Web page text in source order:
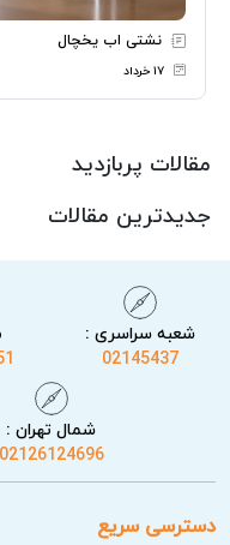
نشتی اب یخچال
۱۷ خرداد
مقالات پربازدید
جدیدترین مقالات
شعبه سراسری :
02145437
شمال تهران :
02126124696
دسترسی سریع